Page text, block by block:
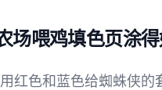
喂鸡填色页涂得
红色和蓝色给蜘蛛侠